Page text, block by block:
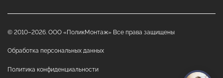
© 2010–2026. ООО «ПоликМонтаж» Все права защищены
Обработка персональных данных
Политика конфиденциальности